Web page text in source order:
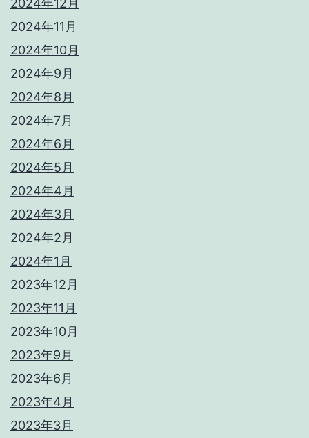
2024年12月
2024年11月
2024年10月
2024年9月
2024年8月
2024年7月
2024年6月
2024年5月
2024年4月
2024年3月
2024年2月
2024年1月
2023年12月
2023年11月
2023年10月
2023年9月
2023年6月
2023年4月
2023年3月